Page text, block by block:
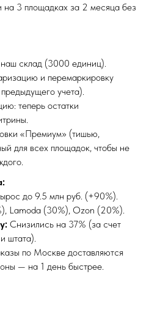
на 3 площадках за 2 месяца без
склад (3000 единиц).
и перемаркировку
учета).
теперь остатки
«Премиум» (тишью,
для всех площадок, чтобы не
до 9.5 млн руб. (+90%).
Lamoda (30%), Ozon (20%).
Снизились на 37% (за счет
штата).
по Москве доставляются
— на 1 день быстрее.